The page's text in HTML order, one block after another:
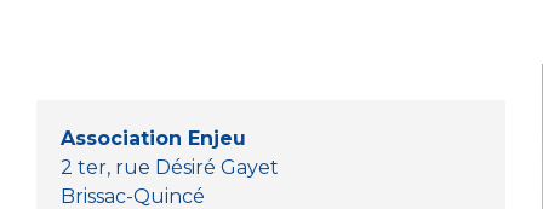
o
k
p er
Association Enjeu
2 ter, rue Désiré Gayet
Brissac-Quincé